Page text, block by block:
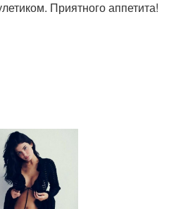
Приятного аппетита!